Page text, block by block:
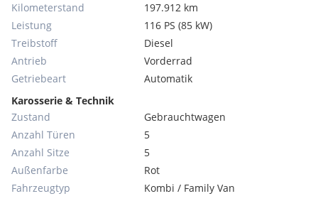
Kilometerstand
197.912 km
Leistung
116 PS (85 kW)
Treibstoff
Diesel
Antrieb
Vorderrad
Getriebeart
Automatik
Karosserie & Technik
Zustand
Gebrauchtwagen
Anzahl Türen
5
Anzahl Sitze
5
Außenfarbe
Rot
Fahrzeugtyp
Kombi / Family Van